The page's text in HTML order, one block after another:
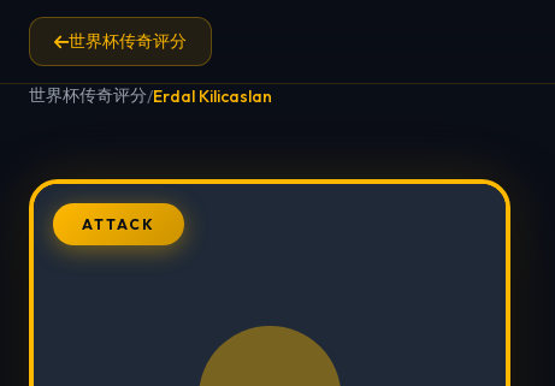
世界杯传奇评分
世界杯传奇评分/Erdal Kilicaslan
ATTACK